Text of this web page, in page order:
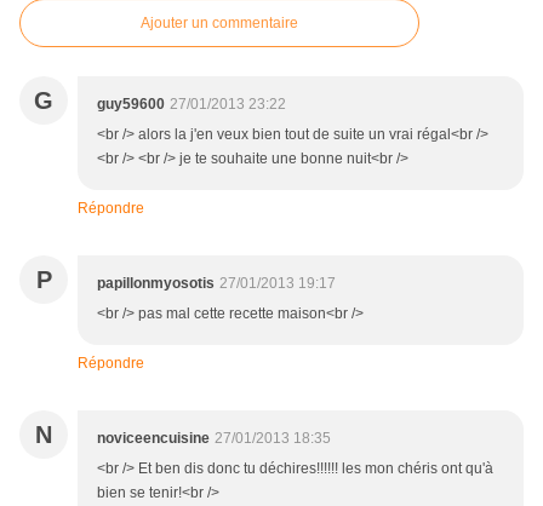
Ajouter un commentaire
G guy59600 27/01/2013 23:22
<br /> alors la j'en veux bien tout de suite un vrai régal<br />
<br /> <br /> je te souhaite une bonne nuit<br />
Répondre
P papillonmyosotis 27/01/2013 19:17
<br /> pas mal cette recette maison<br />
Répondre
N noviceencuisine 27/01/2013 18:35
<br /> Et ben dis donc tu déchires!!!!!! les mon chéris ont qu'à
bien se tenir!<br />